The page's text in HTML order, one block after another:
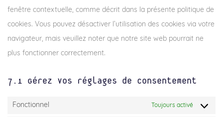
fenêtre contextuelle, comme décrit dans la présente politique de
cookies. Vous pouvez désactiver l’utilisation des cookies via votre
navigateur, mais veuillez noter que notre site web pourrait ne
plus fonctionner correctement.
7.1 Gérez vos réglages de consentement
Fonctionnel Toujours activé